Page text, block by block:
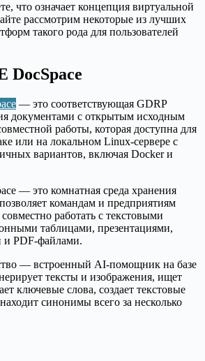
что означает концепция виртуальной
рассмотрим некоторые из лучших
такого рода для пользователей
DocSpace
— это соответствующая GDRP
документами с открытым исходным
работы, которая доступна для
или на локальном Linux-сервере с
вариантов, включая Docker и
— это комнатная среда хранения
командам и предприятиям
работать с текстовыми
таблицами, презентациями,
PDF-файлами.
— встроенный AI-помощник на базе
тексты и изображения, ищет
ключевые слова, создает текстовые
синонимы всего за несколько